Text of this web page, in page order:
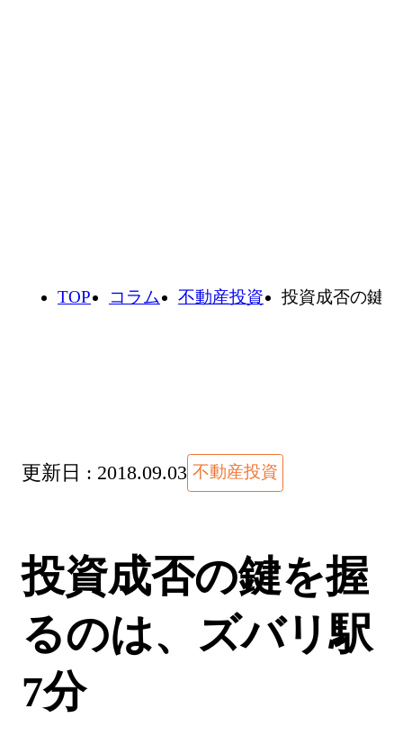
TOP コラム 不動産投資 投資成否の鍵
更新日 : 2018.09.03 不動産投資
投資成否の鍵を握
るのは、ズバリ駅
7分